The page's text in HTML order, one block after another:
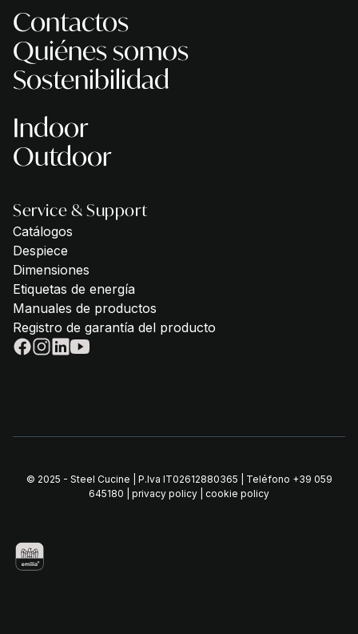
Contactos
Quiénes somos
Sostenibilidad
Indoor
Outdoor
Service & Support
Catálogos
Despiece
Dimensiones
Etiquetas de energía
Manuales de productos
Registro de garantía del producto
© 2025 - Steel Cucine | P.Iva IT02612880365 | Teléfono +39 059
645180
privacy policy cookie policy